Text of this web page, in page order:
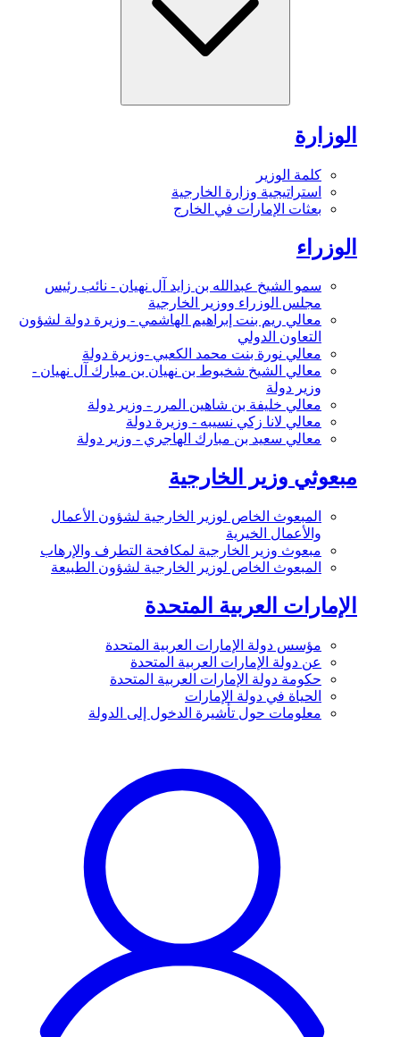
الوزارة
كلمة الوزير
استراتيجية وزارة الخارجية
بعثات الإمارات في الخارج
الوزراء
سمو الشيخ عبدالله بن زايد آل نهيان - نائب رئيس
مجلس الوزراء ووزير الخارجية
معالي ريم بنت إبراهيم الهاشمي - وزيرة دولة لشؤون
التعاون الدولي
معالي نورة بنت محمد الكعبي -وزيرة دولة
معالي الشيخ شخبوط بن نهيان بن مبارك آل نهيان -
وزير دولة
معالي خليفة بن شاهين المرر - وزير دولة
معالي لانا زكي نسيبه - وزيرة دولة
معالي سعيد بن مبارك الهاجري - وزير دولة
مبعوثي وزير الخارجية
المبعوث الخاص لوزير الخارجية لشؤون الأعمال
والأعمال الخيرية
مبعوث وزير الخارجية لمكافحة التطرف والإرهاب
المبعوث الخاص لوزير الخارجية لشؤون الطبيعة
الإمارات العربية المتحدة
مؤسس دولة الإمارات العربية المتحدة
عن دولة الإمارات العربية المتحدة
حكومة دولة الإمارات العربية المتحدة
الحياة في دولة الإمارات
معلومات حول تأشيرة الدخول إلى الدولة